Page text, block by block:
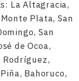
La Altagracia,
Plata, San
San
de Ocoa,
Rodríguez,
Bahoruco,